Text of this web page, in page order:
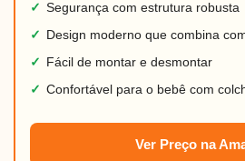
✓ Segurança com estrutura robusta
✓
Design moderno que combina
✓
Fácil de montar e desmontar
✓ Confortável para o bebê com
Ver Preço na